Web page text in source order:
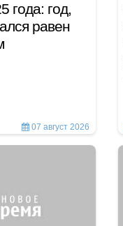
года: год,
равен
07 август 2026